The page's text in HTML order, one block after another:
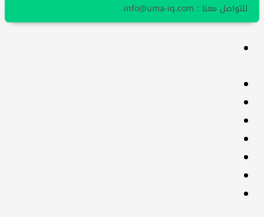
للتواصل معنا : info@uma-iq.com